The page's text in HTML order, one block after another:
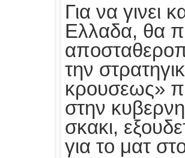
Για να γινει
Ελλαδα, θα
την
κρουσεως»
στην
σκακι,
για το ματ